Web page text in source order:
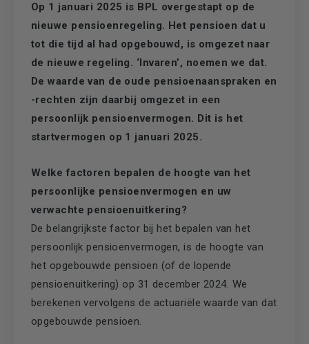
Op 1 januari 2025 is BPL overgestapt op de
nieuwe pensioenregeling. Het pensioen dat u
tot die tijd al had opgebouwd, is omgezet naar
de nieuwe regeling. ‘Invaren’, noemen we dat.
De waarde van de oude pensioenaanspraken en
-rechten zijn daarbij omgezet in een
persoonlijk pensioenvermogen. Dit is het
startvermogen op 1 januari 2025.
Welke factoren bepalen de hoogte van het
persoonlijke pensioenvermogen en uw
verwachte pensioenuitkering?
De belangrijkste factor bij het bepalen van het
persoonlijk pensioenvermogen, is de hoogte van
het opgebouwde pensioen (of de lopende
pensioenuitkering) op 31 december 2024. We
berekenen vervolgens de actuariële waarde van dat
opgebouwde pensioen.